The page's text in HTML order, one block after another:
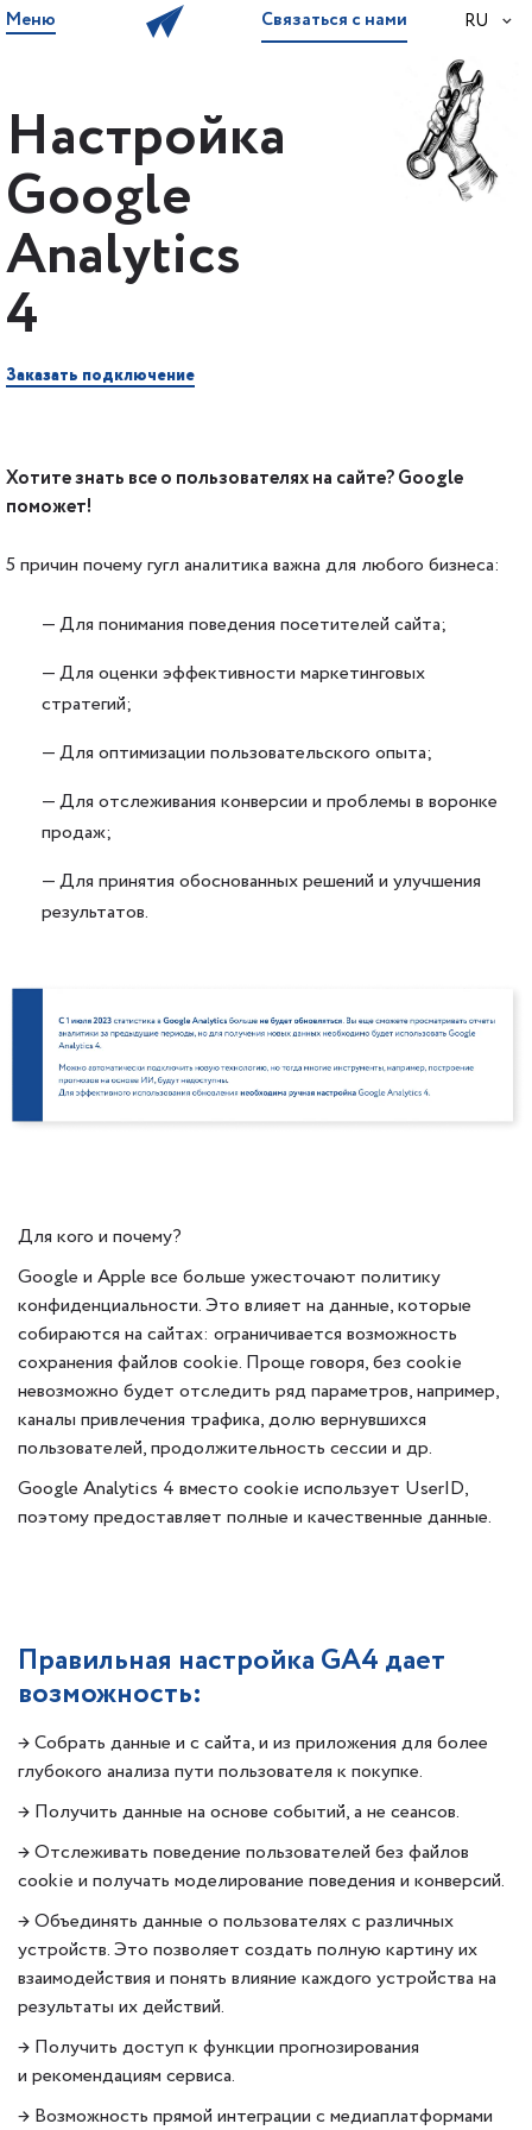
Меню Связаться с нами RU
Настройка
Google
Analytics
4
Заказать подключение
Хотите знать все о пользователях на сайте? Google
поможет!
5 причин почему гугл аналитика важна для любого бизнеса:
— Для понимания поведения посетителей сайта;
— Для оценки эффективности маркетинговых
стратегий;
— Для оптимизации пользовательского опыта;
— Для отслеживания конверсии и проблемы в воронке
продаж;
— Для принятия обоснованных решений и улучшения
результатов.
Для кого и почему?
Google и Apple все больше ужесточают политику
конфиденциальности. Это влияет на данные, которые
собираются на сайтах: ограничивается возможность
сохранения файлов cookie. Проще говоря, без cookie
невозможно будет отследить ряд параметров, например,
каналы привлечения трафика, долю вернувшихся
пользователей, продолжительность сессии и др.
Google Analytics 4 вместо cookie использует UserID,
поэтому предоставляет полные и качественные данные.
Правильная настройка GA4 дает
возможность:
→ Собрать данные и с сайта, и из приложения для более
глубокого анализа пути пользователя к покупке.
→ Получить данные на основе событий, а не сеансов.
→ Отслеживать поведение пользователей без файлов
cookie и получать моделирование поведения и конверсий.
→ Объединять данные о пользователях с различных
устройств. Это позволяет создать полную картину их
взаимодействия и понять влияние каждого устройства на
результаты их действий.
→ Получить доступ к функции прогнозирования
и рекомендациям сервиса.
→ Возможность прямой интеграции с медиаплатформами